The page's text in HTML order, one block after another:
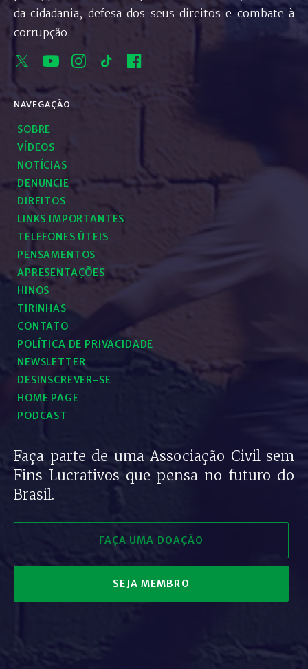
da cidadania, defesa dos seus direitos e combate à
corrupção.
NAVEGAÇÃO
SOBRE
VÍDEOS
NOTÍCIAS
DENUNCIE
DIREITOS
LINKS IMPORTANTES
TELEFONES ÚTEIS
PENSAMENTOS
APRESENTAÇÕES
HINOS
TIRINHAS
CONTATO
POLÍTICA DE PRIVACIDADE
NEWSLETTER
DESINSCREVER-SE
HOME PAGE
PODCAST
Faça parte de uma Associação Civil sem
Fins Lucrativos que pensa no futuro do
Brasil.
FAÇA UMA DOAÇÃO
SEJA MEMBRO